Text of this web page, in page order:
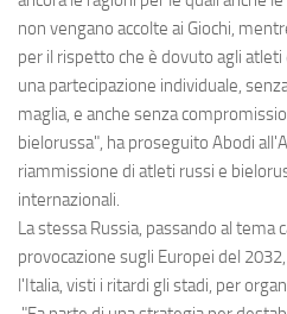
non vengano accolte ai Giochi,
per il rispetto che è dovuto agli
una partecipazione individuale,
maglia, e anche senza
bielorussa", ha proseguito Abodi
riammissione di atleti russi e
internazionali.
La stessa Russia, passando al tema
provocazione sugli Europei del
l'Italia, visti i ritardi gli stadi, per